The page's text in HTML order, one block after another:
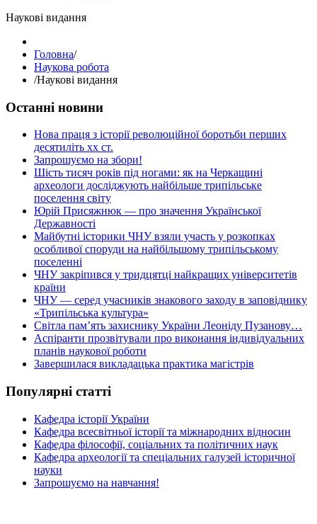
Наукові видання
Головна/
Наукова робота
/Наукові видання
Останні новини
Нова праця з історії революційної боротьби перших
десятиліть хх ст.
Запрошуємо на збори!
Шість тисяч років під ногами: як на Черкащині
археологи досліджують найбільше трипільське
поселення світу
Юрій Присяжнюк — про значення Української
Державності
Майбутні історики ЧНУ взяли участь у розкопках
особливої споруди на найбільшому трипільському
поселенні
ЧНУ закріпився у тридцятці найкращих університетів
країни
ЧНУ — серед учасників знакового заходу в заповіднику
«Трипільська культура»
Світла пам’ять захиснику України Леоніду Пузанову…
Аспіранти прозвітували про виконання індивідуальних
планів наукової роботи
Завершилася викладацька практика магістрів
Популярні статті
Кафедра історії України
Кафедра всесвітньої історії та міжнародних відносин
Кафедра філософії, соціальних та політичних наук
Кафедра археології та спеціальних галузей історичної
науки
Запрошуємо на навчання!